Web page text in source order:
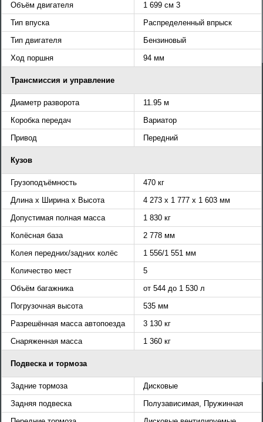
Объём двигателя
1 699 см 3
Тип впуска
Распределенный впрыск
Тип двигателя
Бензиновый
Ход поршня
94 мм
Трансмиссия и управление
Диаметр разворота
11.95 м
Коробка передач
Вариатор
Привод
Передний
Кузов
Грузоподъёмность
470 кг
Длина x Ширина x Высота
4 273 x 1 777 x 1 603 мм
Допустимая полная масса
1 830 кг
Колёсная база
2 778 мм
Колея передних/задних колёс
1 556/1 551 мм
Количество мест
5
Объём багажника
от 544 до 1 530 л
Погрузочная высота
535 мм
Разрешённая масса автопоезда
3 130 кг
Снаряженная масса
1 360 кг
Подвеска и тормоза
Задние тормоза
Дисковые
Задняя подвеска
Полузависимая, Пружинная